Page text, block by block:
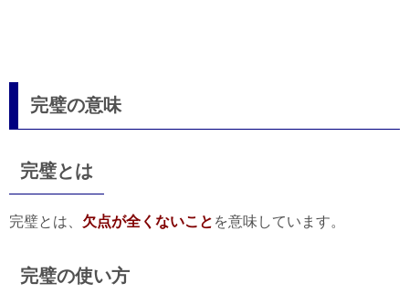
完璧の意味
完璧とは
完璧とは、 欠点が全くないこと を意味しています。
完璧の使い方